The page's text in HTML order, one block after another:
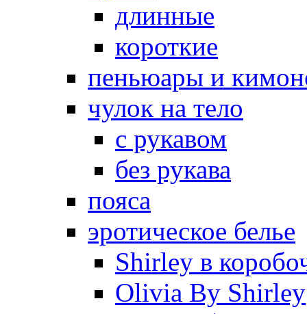
длинные
короткие
пеньюары и
чулок на тело
с рукавом
без рукава
пояса
эротическое белье
Shirley в
Olivia By Shirley